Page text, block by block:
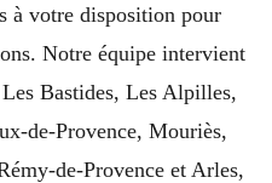
à votre disposition pour
Notre équipe intervient
Bastides, Les Alpilles,
de-Provence, Mouriès,
de-Provence et Arles,